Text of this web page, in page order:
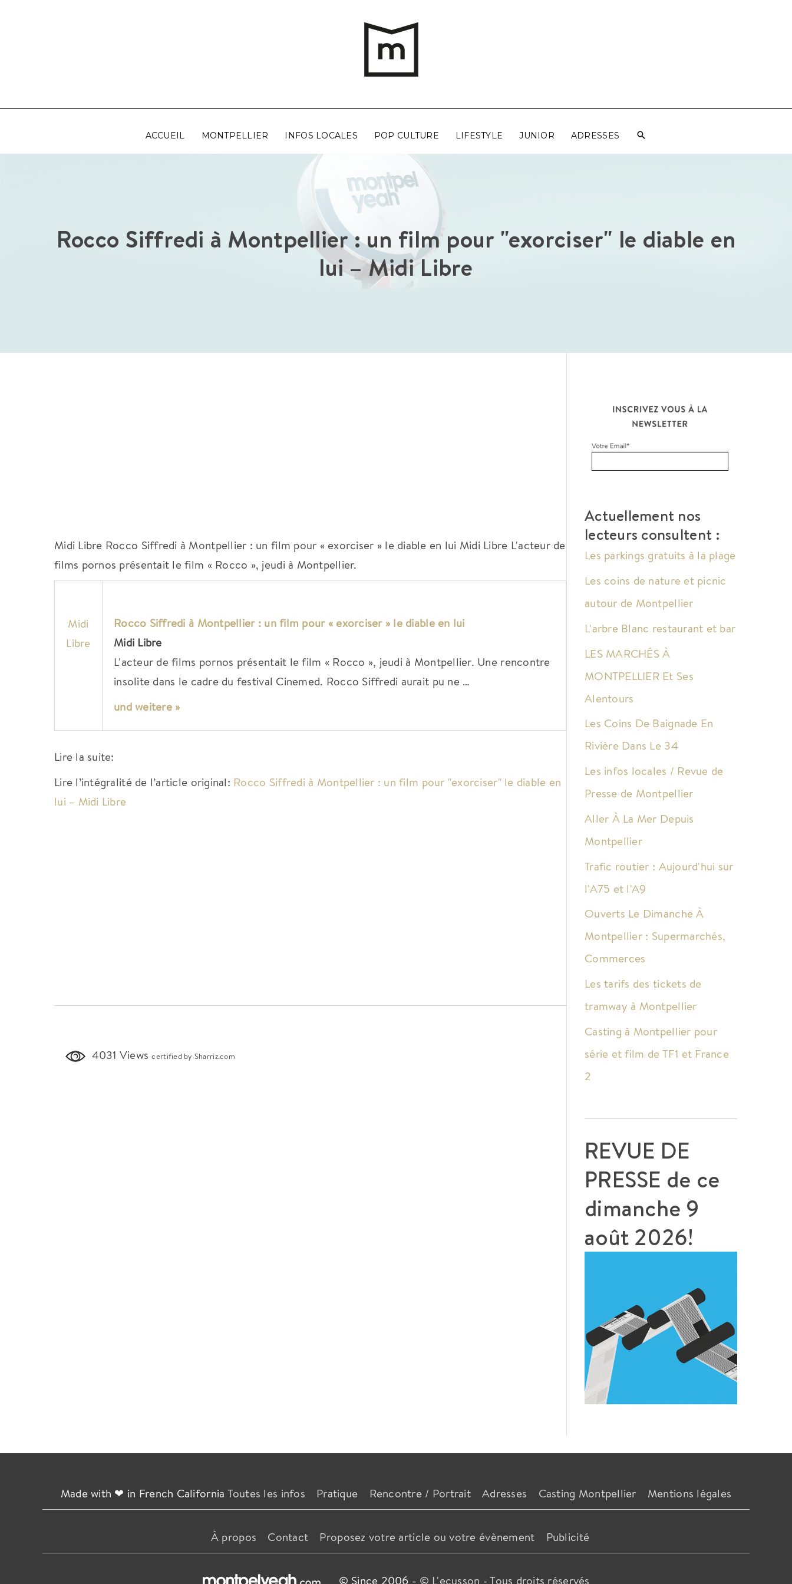
ACCUEIL MONTPELLIER INFOS LOCALES POP CULTURE LIFESTYLE JUNIOR ADRESSES
Rocco Siffredi à Montpellier : un film pour "exorciser" le diable en
lui – Midi Libre
Midi Libre Rocco Siffredi à Montpellier : un film pour « exorciser » le diable en lui Midi Libre L'acteur de
films pornos présentait le film « Rocco », jeudi à Montpellier.
Midi
Libre
Rocco Siffredi à Montpellier : un film pour « exorciser » le diable en lui
Midi Libre
L'acteur de films pornos présentait le film « Rocco », jeudi à Montpellier. Une rencontre
insolite dans le cadre du festival Cinemed. Rocco Siffredi aurait pu ne …
und weitere »
Lire la suite:
Lire l’intégralité de l’article original: Rocco Siffredi à Montpellier : un film pour "exorciser" le diable en
lui – Midi Libre
4031 Viewscertified by Sharriz.com
Actuellement nos
lecteurs consultent :
Les parkings gratuits à la plage
Les coins de nature et picnic
autour de Montpellier
L'arbre Blanc restaurant et bar
LES MARCHÉS À
MONTPELLIER Et Ses
Alentours
Les Coins De Baignade En
Rivière Dans Le 34
Les infos locales / Revue de
Presse de Montpellier
Aller À La Mer Depuis
Montpellier
Trafic routier : Aujourd'hui sur
l'A75 et l'A9
Ouverts Le Dimanche À
Montpellier : Supermarchés,
Commerces
Les tarifs des tickets de
tramway à Montpellier
Casting à Montpellier pour
série et film de TF1 et France
2
REVUE DE
PRESSE de ce
dimanche 9
août 2026!
Made with ❤ in French California Toutes les infos Pratique Rencontre / Portrait Adresses Casting Montpellier Mentions légales
À propos Contact Proposez votre article ou votre évènement Publicité
© Since 2006 - © L'ecusson -Tous droits réservés